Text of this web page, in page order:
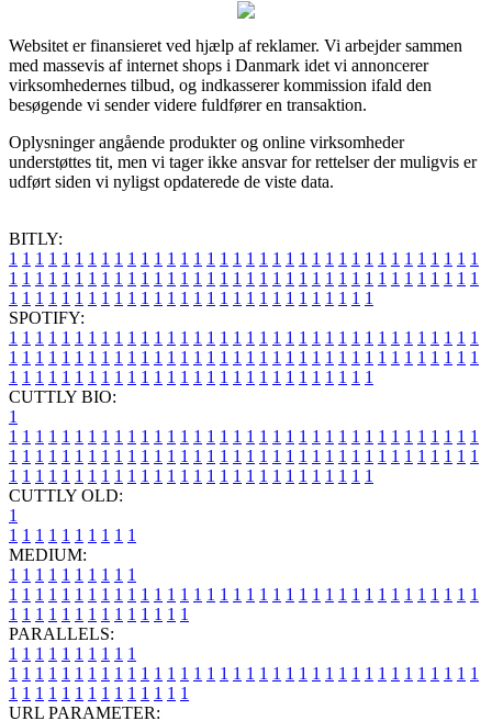
Websitet er finansieret ved hjælp af reklamer. Vi arbejder sammen
med massevis af internet shops i Danmark idet vi annoncerer
virksomhedernes tilbud, og indkasserer kommission ifald den
besøgende vi sender videre fuldfører en transaktion.
Oplysninger angående produkter og online virksomheder
understøttes tit, men vi tager ikke ansvar for rettelser der muligvis er
udført siden vi nyligst opdaterede de viste data.
BITLY:
1 1 1 1 1 1 1 1 1 1 1 1 1 1 1 1 1 1 1 1 1 1 1 1 1 1 1 1 1 1 1 1 1 1 1 1
1 1 1 1 1 1 1 1 1 1 1 1 1 1 1 1 1 1 1 1 1 1 1 1 1 1 1 1 1 1 1 1 1 1 1 1
1 1 1 1 1 1 1 1 1 1 1 1 1 1 1 1 1 1 1 1 1 1 1 1 1 1 1 1
SPOTIFY:
1 1 1 1 1 1 1 1 1 1 1 1 1 1 1 1 1 1 1 1 1 1 1 1 1 1 1 1 1 1 1 1 1 1 1 1
1 1 1 1 1 1 1 1 1 1 1 1 1 1 1 1 1 1 1 1 1 1 1 1 1 1 1 1 1 1 1 1 1 1 1 1
1 1 1 1 1 1 1 1 1 1 1 1 1 1 1 1 1 1 1 1 1 1 1 1 1 1 1 1
CUTTLY BIO:
1
1 1 1 1 1 1 1 1 1 1 1 1 1 1 1 1 1 1 1 1 1 1 1 1 1 1 1 1 1 1 1 1 1 1 1 1
1 1 1 1 1 1 1 1 1 1 1 1 1 1 1 1 1 1 1 1 1 1 1 1 1 1 1 1 1 1 1 1 1 1 1 1
1 1 1 1 1 1 1 1 1 1 1 1 1 1 1 1 1 1 1 1 1 1 1 1 1 1 1 1
CUTTLY OLD:
1
1 1 1 1 1 1 1 1 1 1
MEDIUM:
1 1 1 1 1 1 1 1 1 1
1 1 1 1 1 1 1 1 1 1 1 1 1 1 1 1 1 1 1 1 1 1 1 1 1 1 1 1 1 1 1 1 1 1 1 1
1 1 1 1 1 1 1 1 1 1 1 1 1 1
PARALLELS:
1 1 1 1 1 1 1 1 1 1
1 1 1 1 1 1 1 1 1 1 1 1 1 1 1 1 1 1 1 1 1 1 1 1 1 1 1 1 1 1 1 1 1 1 1 1
1 1 1 1 1 1 1 1 1 1 1 1 1 1
URL PARAMETER: